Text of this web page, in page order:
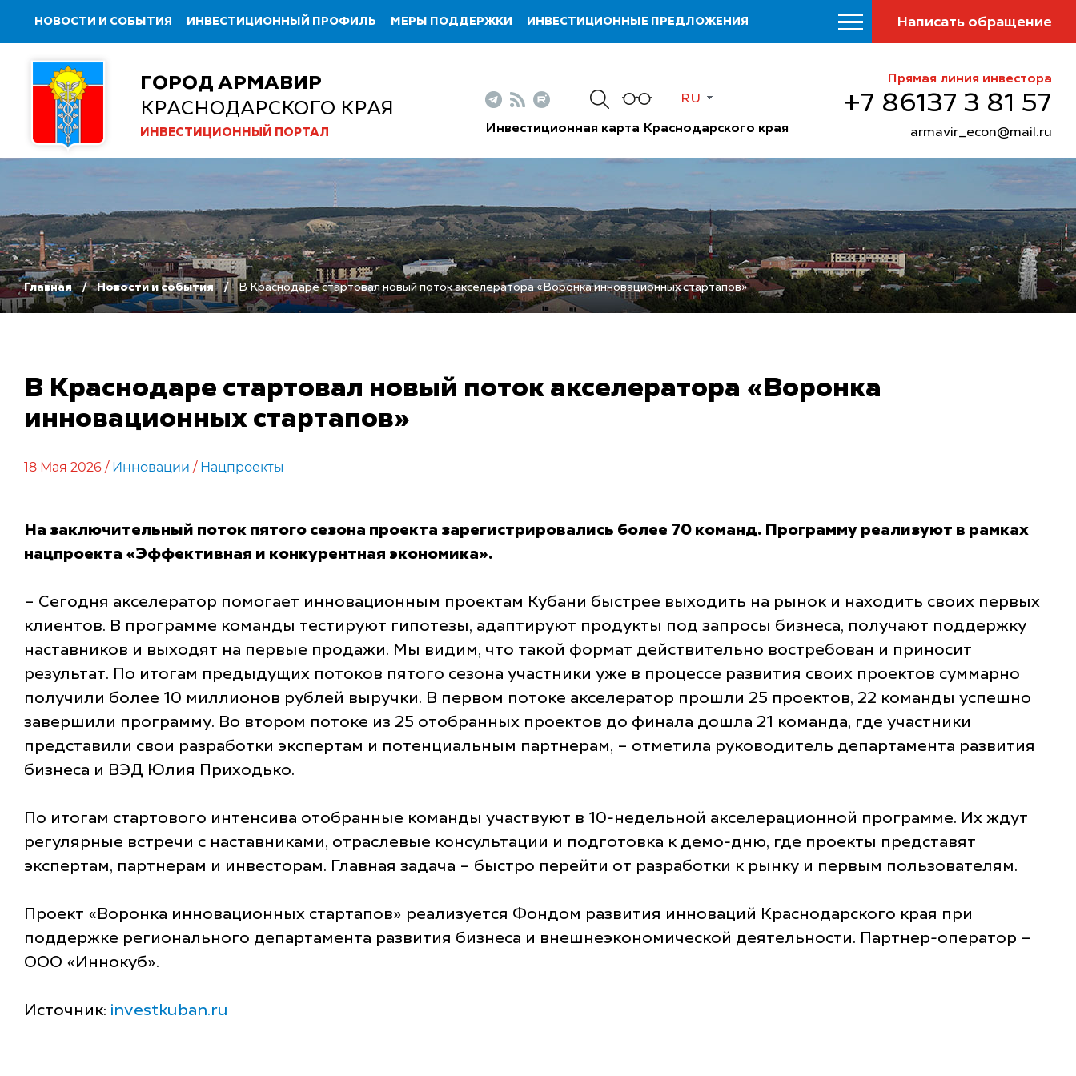
НОВОСТИ И СОБЫТИЯ ИНВЕСТИЦИОННЫЙ ПРОФИЛЬ МЕРЫ ПОДДЕРЖКИ ИНВЕСТИЦИОННЫЕ ПРЕДЛОЖЕНИЯ Написать обращение
ГОРОД АРМАВИР
КРАСНОДАРСКОГО КРАЯ
ИНВЕСТИЦИОННЫЙ ПОРТАЛ
RU
Инвестиционная карта Краснодарского края
Прямая линия инвестора
+7 86137 3 81 57
armavir_econ@mail.ru
Главная Новости и события В Краснодаре стартовал новый поток акселератора «Воронка инновационных стартапов»
В Краснодаре стартовал новый поток акселератора «Воронка
инновационных стартапов»
18 Мая 2026 / Инновации / Нацпроекты
На заключительный поток пятого сезона проекта зарегистрировались более 70 команд. Программу реализуют в рамках
нацпроекта «Эффективная и конкурентная экономика».
– Сегодня акселератор помогает инновационным проектам Кубани быстрее выходить на рынок и находить своих первых
клиентов. В программе команды тестируют гипотезы, адаптируют продукты под запросы бизнеса, получают поддержку
наставников и выходят на первые продажи. Мы видим, что такой формат действительно востребован и приносит
результат. По итогам предыдущих потоков пятого сезона участники уже в процессе развития своих проектов суммарно
получили более 10 миллионов рублей выручки. В первом потоке акселератор прошли 25 проектов, 22 команды успешно
завершили программу. Во втором потоке из 25 отобранных проектов до финала дошла 21 команда, где участники
представили свои разработки экспертам и потенциальным партнерам, – отметила руководитель департамента развития
бизнеса и ВЭД Юлия Приходько.
По итогам стартового интенсива отобранные команды участвуют в 10-недельной акселерационной программе. Их ждут
регулярные встречи с наставниками, отраслевые консультации и подготовка к демо-дню, где проекты представят
экспертам, партнерам и инвесторам. Главная задача – быстро перейти от разработки к рынку и первым пользователям.
Проект «Воронка инновационных стартапов» реализуется Фондом развития инноваций Краснодарского края при
поддержке регионального департамента развития бизнеса и внешнеэкономической деятельности. Партнер-оператор –
ООО «Иннокуб».
Источник: investkuban.ru